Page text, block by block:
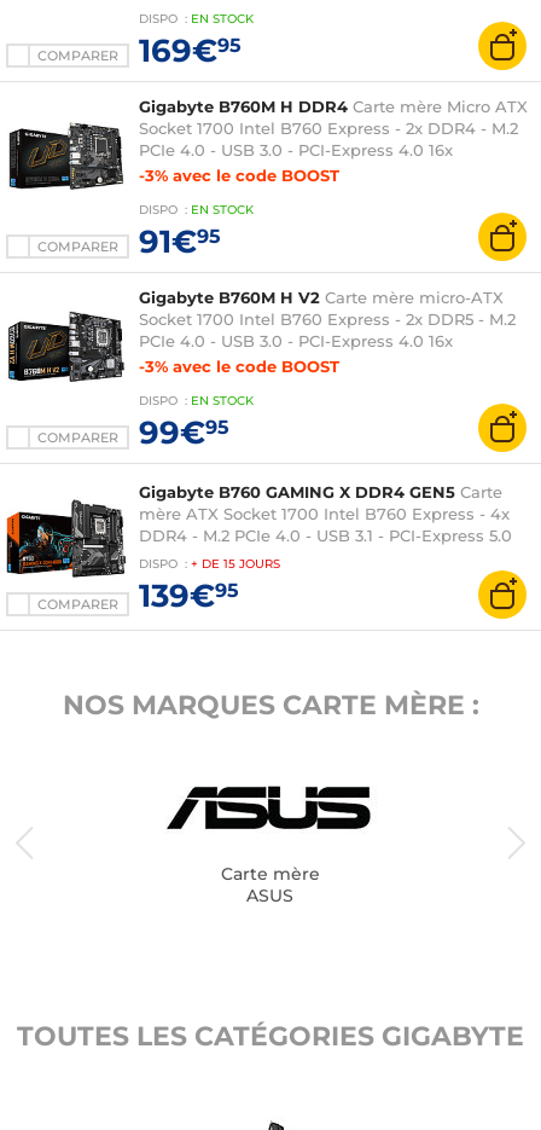
COMPARER
DISPO : EN STOCK
169€95
COMPARER
Gigabyte B760M H DDR4 Carte mère Micro ATX
Socket 1700 Intel B760 Express - 2x DDR4 - M.2
PCIe 4.0 - USB 3.0 - PCI-Express 4.0 16x
-3% avec le code BOOST
DISPO : EN STOCK
91€95
COMPARER
Gigabyte B760M H V2 Carte mère micro-ATX
Socket 1700 Intel B760 Express - 2x DDR5 - M.2
PCIe 4.0 - USB 3.0 - PCI-Express 4.0 16x
-3% avec le code BOOST
DISPO : EN STOCK
99€95
COMPARER
Gigabyte B760 GAMING X DDR4 GEN5 Carte
mère ATX Socket 1700 Intel B760 Express - 4x
DDR4 - M.2 PCIe 4.0 - USB 3.1 - PCI-Express 5.0
16x - 2.5 GbE
DISPO : + DE 15 JOURS
139€95
NOS MARQUES CARTE MÈRE :
Carte mère
ASUS
TOUTES LES CATÉGORIES GIGABYTE